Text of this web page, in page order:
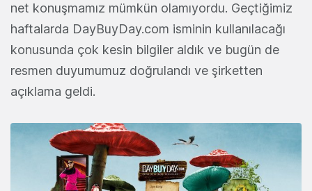
net konuşmamız mümkün olamıyordu. Geçtiğimiz
haftalarda DayBuyDay.com isminin kullanılacağı
konusunda çok kesin bilgiler aldık ve bugün de
resmen duyumumuz doğrulandı ve şirketten
açıklama geldi.